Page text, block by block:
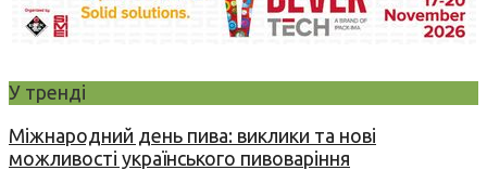
У тренді
Міжнародний день пива: виклики та нові
можливості українського пивоваріння